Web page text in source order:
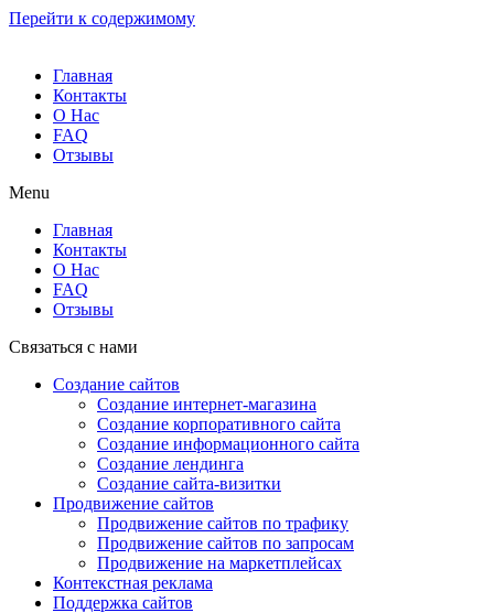
Перейти к содержимому
Главная
Контакты
О Нас
FAQ
Отзывы
Menu
Главная
Контакты
О Нас
FAQ
Отзывы
Связаться с нами
Создание сайтов
Создание интернет-магазина
Создание корпоративного сайта
Создание информационного сайта
Создание лендинга
Создание сайта-визитки
Продвижение сайтов
Продвижение сайтов по трафику
Продвижение сайтов по запросам
Продвижение на маркетплейсах
Контекстная реклама
Поддержка сайтов